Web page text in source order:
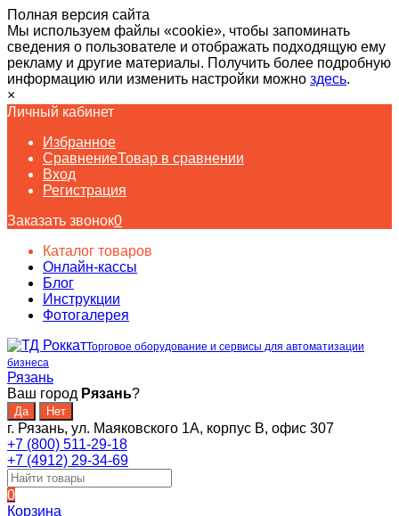
Полная версия сайта
Мы используем файлы «cookie», чтобы запоминать
сведения о пользователе и отображать подходящую ему
рекламу и другие материалы. Получить более подробную
информацию или изменить настройки можно здесь.
×
Личный кабинет
Избранное
СравнениеТовар в сравнении
Вход
Регистрация
Заказать звонок0
Каталог товаров
Онлайн-кассы
Блог
Инструкции
Фотогалерея
Торговое оборудование и сервисы для автоматизации
бизнеса
Рязань
Ваш город Рязань?
г. Рязань, ул. Маяковского 1А, корпус B, офис 307
+7 (800) 511-29-18
+7 (4912) 29-34-69
0
Корзина